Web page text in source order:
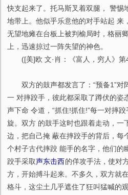
快支起来了。托马斯叉着双腿， 警惕
地带上。他似乎乐意他的对手站起 来
无望地瘫在台板上被判榆局时，格丽
上，迅速掠过一阵失望的神色。
([美]欧 文·肖：《富人，穷人》第
双方的鼓声都发言了：“预备1”对
一 对摔跤手，彼此都采取了蹲伏的姿
声下命 令道，“抓住!抓住!”每一对摔
旋。双方 的鼓手这时也跟着走动，一
边，把自己掩 蔽在摔跤手的背后，每
个村子古代摔跤 能手的名字，他们的
跤手采取声东击西的佯攻手法，使对
方，开始搏斗起来。不多久，双方就
格斗，这尘土几乎遮住了狂叫猛喊的